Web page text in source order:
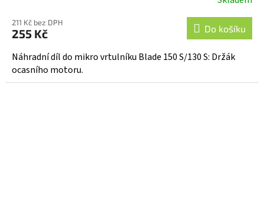
211 Kč bez DPH
255 Kč Do košíku
Náhradní díl do mikro vrtulníku Blade 150 S/130 S: Držák
ocasního motoru.